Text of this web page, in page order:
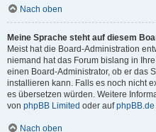
Nach oben
Meine Sprache steht auf diesem
Meist hat die Board-Administration
niemand hat das Forum bislang in
einen Board-Administrator, ob er das
installieren kann. Falls es noch nicht
es übersetzen würden. Weitere
von phpBB Limited oder aufphpBB.de
Nach oben